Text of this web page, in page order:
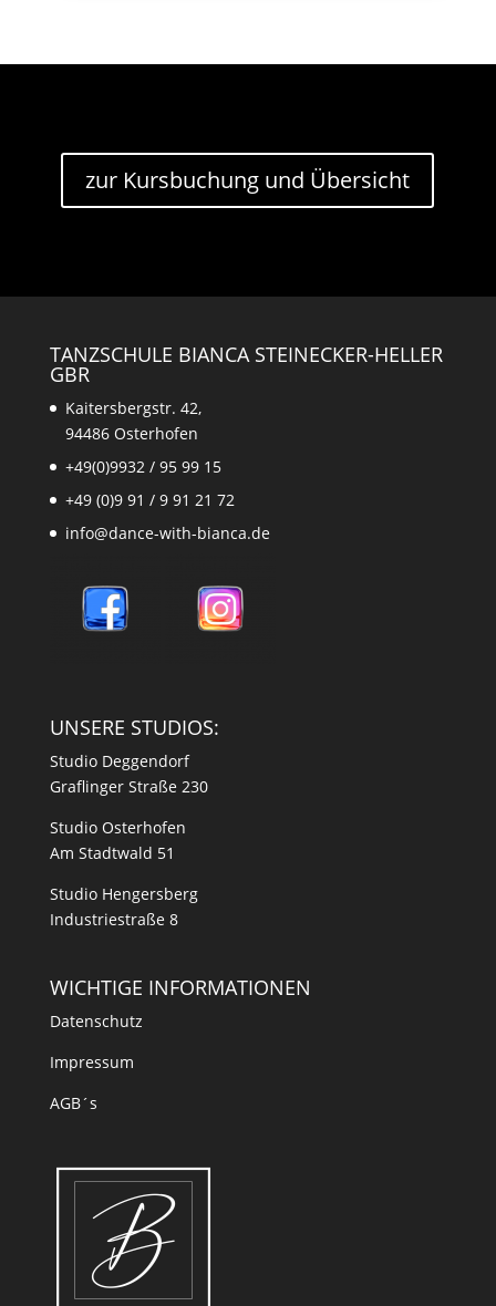
zur Kursbuchung und Übersicht
TANZSCHULE BIANCA STEINECKER-HELLER
GBR
Kaitersbergstr. 42,
94486 Osterhofen
+49(0)9932 / 95 99 15
+49 (0)9 91 / 9 91 21 72
info@dance-with-bianca.de
UNSERE STUDIOS:
Studio Deggendorf
Graflinger Straße 230
Studio Osterhofen
Am Stadtwald 51
Studio Hengersberg
Industriestraße 8
WICHTIGE INFORMATIONEN
Datenschutz
Impressum
AGB´s